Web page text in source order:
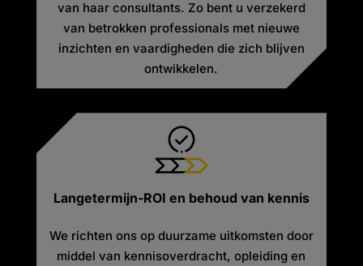
van haar consultants. Zo bent u verzekerd
van betrokken professionals met nieuwe
inzichten en vaardigheden die zich blijven
ontwikkelen.
Langetermijn-ROI en behoud van kennis
We richten ons op duurzame uitkomsten door
middel van kennisoverdracht, opleiding en